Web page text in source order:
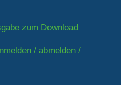
zum Download
/ abmelden /